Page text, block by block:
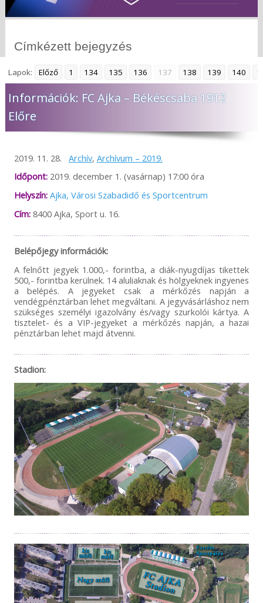
Címkézett bejegyzés
Lapok: Előző 1 134 135 136 137 138 139 140
Információk: FC Ajka – Békéscsaba 1912
Előre
2019. 11. 28. Archív, Archívum – 2019.
Időpont:2019. december 1. (vasárnap) 17:00 óra
Helyszín: Ajka, Városi Szabadidő és Sportcentrum
Cím:8400 Ajka, Sport u. 16.
Belépőjegy információk:
A felnőtt jegyek 1.000,- forintba, a diák-nyugdíjas tikettek
500,- forintba kerülnek. 14 aluliaknak és hölgyeknek ingyenes
a belépés. A jegyeket csak a mérkőzés napján a
vendégpénztárban lehet megváltani. A jegyvásárláshoz nem
szükséges személyi igazolvány és/vagy szurkolói kártya. A
tisztelet- és a VIP-jegyeket a mérkőzés napján, a hazai
pénztárban lehet majd átvenni.
Stadion: